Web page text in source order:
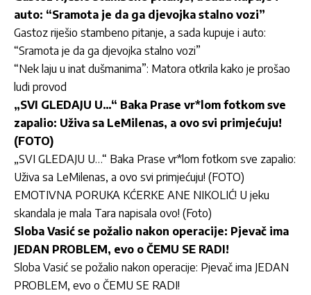
auto: “Sramota je da ga djevojka stalno vozi”
Gastoz riješio stambeno pitanje, a sada kupuje i auto:
“Sramota je da ga djevojka stalno vozi”
“Nek laju u inat dušmanima”: Matora otkrila kako je prošao
ludi provod
„SVI GLEDAJU U…“ Baka Prase vr*lom fotkom sve
zapalio: Uživa sa LeMilenas, a ovo svi primjećuju!
(FOTO)
„SVI GLEDAJU U…“ Baka Prase vr*lom fotkom sve zapalio:
Uživa sa LeMilenas, a ovo svi primjećuju! (FOTO)
EMOTIVNA PORUKA KĆERKE ANE NIKOLIĆ! U jeku
skandala je mala Tara napisala ovo! (Foto)
Sloba Vasić se požalio nakon operacije: Pjevač ima
JEDAN PROBLEM, evo o ČEMU SE RADI!
Sloba Vasić se požalio nakon operacije: Pjevač ima JEDAN
PROBLEM, evo o ČEMU SE RADI!